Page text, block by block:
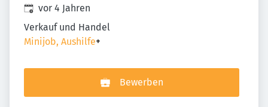
Veröffentlicht:
vor 4 Jahren
Verkauf und Handel
Minijob, Aushilfe+
Bewerben